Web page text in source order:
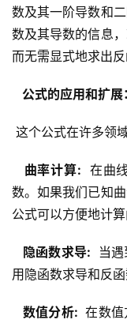
数及其一阶导数和
数及其导数的信息
而无需显式地求出反
公式的应用和扩展
这个公式在许多领
  曲率计算:
在曲
数。如果我们已知
公式可以方便地计算
  隐函数求导:
当
用隐函数求导和反
  数值分析:
在数值